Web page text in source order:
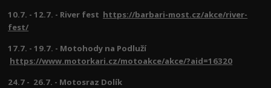
10.7. - 12.7. - River fest https://barbari-most.cz/akce/river-
fest/
17.7. - 19.7. - Motohody na Podluží
https://www.motorkari.cz/motoakce/akce/?aid=16320
24.7 - 26.7. - Motosraz Dolík